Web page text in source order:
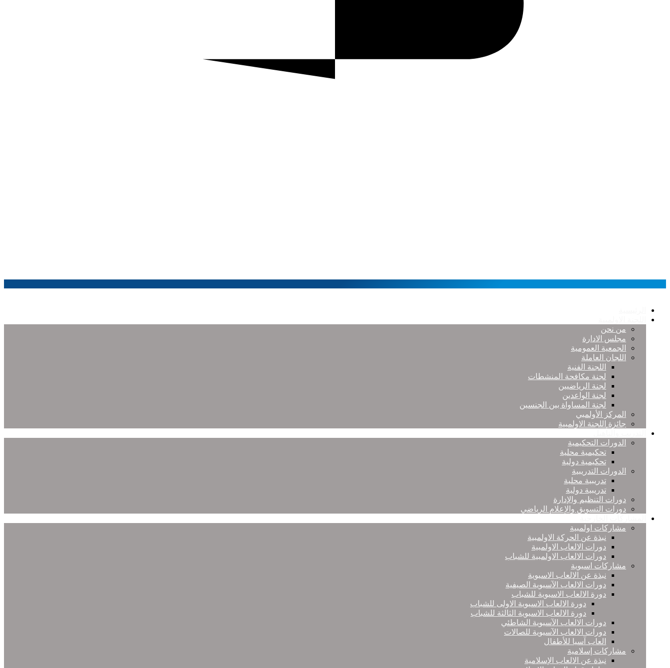
من نحن
مجلس الادارة
الجمعية العمومية
اللجان العاملة
اللجنة الفنية
لجنة مكافحة المنشطات
لجنة الرياضيين
لجنة الواعدين
لجنة المساواة بين الجنسين
المركز الأولمبي
جائزة اللجنة الاولمبية
الدورات التحكيمية
تحكيمية محلية
تحكيمية دولية
الدورات التدريبية
تدريبية محلية
تدريبية دولية
دورات التنظيم والإدارة
دورات التسويق والإعلام الرياضي
مشاركات اولمبية
نبذة عن الحركة الاولمبية
دورات الالعاب الاولمبية
دورات الالعاب الاولمبية للشباب
مشاركات اسيوية
نبذة عن الالعاب الاسيوية
دورات الالعاب الآسيوية الصيفية
دورة الالعاب الاسيوية للشباب
دورة الالعاب الاسيوية الاولى للشباب
دورة الالعاب الاسيوية الثالثة للشباب
دورات الالعاب الآسيوية الشاطئي
دورات الالعاب الآسيوية للصالات
العاب آسيا للأطفال
مشاركات إسلامية
نبذة عن الالعاب الإسلامية